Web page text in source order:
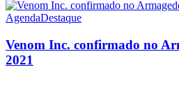
AgendaDestaque
Venom Inc. confirmado no
2021